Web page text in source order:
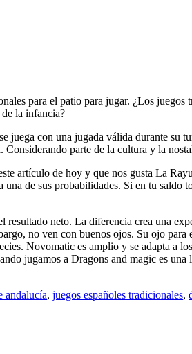
para el patio para jugar. ¿Los
la infancia?
juega con una jugada válida durante su
parte de la cultura y la
artículo de hoy y que nos gusta La
de sus probabilidades. Si en tu
neto. La diferencia crea una
no ven con buenos ojos. Su ojo
Novomatic es amplio y se adapta
jugamos a Dragons and magic es
andalucía, juegos españoles tradicionales,